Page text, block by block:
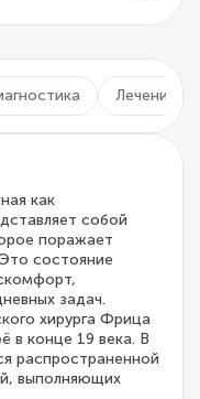
Лечение
как
собой
поражает
состояние
задач.
хирурга Фрица
в конце 19 века. В
распространенной
выполняющих